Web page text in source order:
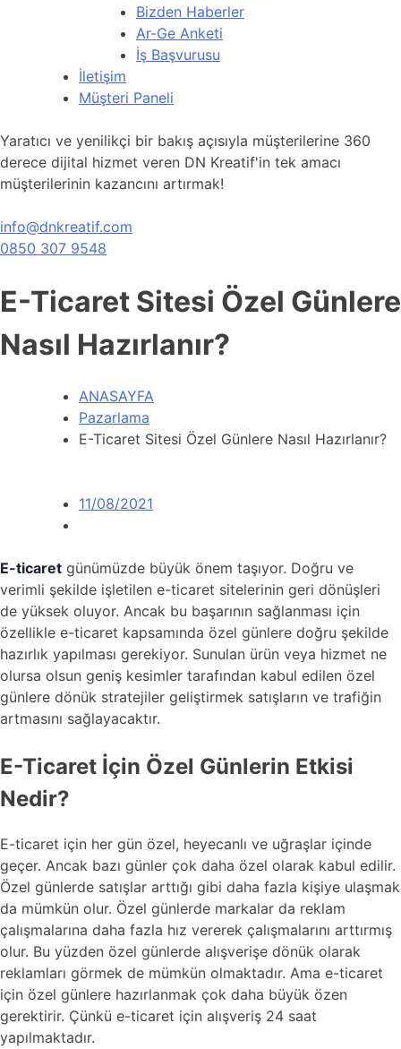
Bizden Haberler
Ar-Ge Anketi
İş Başvurusu
İletişim
Müşteri Paneli
Yaratıcı ve yenilikçi bir bakış açısıyla müşterilerine 360
derece dijital hizmet veren DN Kreatif'in tek amacı
müşterilerinin kazancını artırmak!
info@dnkreatif.com
0850 307 9548
E-Ticaret Sitesi Özel Günlere
Nasıl Hazırlanır?
ANASAYFA
Pazarlama
E-Ticaret Sitesi Özel Günlere Nasıl Hazırlanır?
11/08/2021
E-ticaret günümüzde büyük önem taşıyor. Doğru ve
verimli şekilde işletilen e-ticaret sitelerinin geri dönüşleri
de yüksek oluyor. Ancak bu başarının sağlanması için
özellikle e-ticaret kapsamında özel günlere doğru şekilde
hazırlık yapılması gerekiyor. Sunulan ürün veya hizmet ne
olursa olsun geniş kesimler tarafından kabul edilen özel
günlere dönük stratejiler geliştirmek satışların ve trafiğin
artmasını sağlayacaktır.
E-Ticaret İçin Özel Günlerin Etkisi
Nedir?
E-ticaret için her gün özel, heyecanlı ve uğraşlar içinde
geçer. Ancak bazı günler çok daha özel olarak kabul edilir.
Özel günlerde satışlar arttığı gibi daha fazla kişiye ulaşmak
da mümkün olur. Özel günlerde markalar da reklam
çalışmalarına daha fazla hız vererek çalışmalarını arttırmış
olur. Bu yüzden özel günlerde alışverişe dönük olarak
reklamları görmek de mümkün olmaktadır. Ama e-ticaret
için özel günlere hazırlanmak çok daha büyük özen
gerektirir. Çünkü e-ticaret için alışveriş 24 saat
yapılmaktadır.